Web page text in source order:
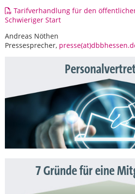
Tarifverhandlung für den
Schwieriger Start
Andreas Nöthen
Pressesprecher,
7 Gründe für eine